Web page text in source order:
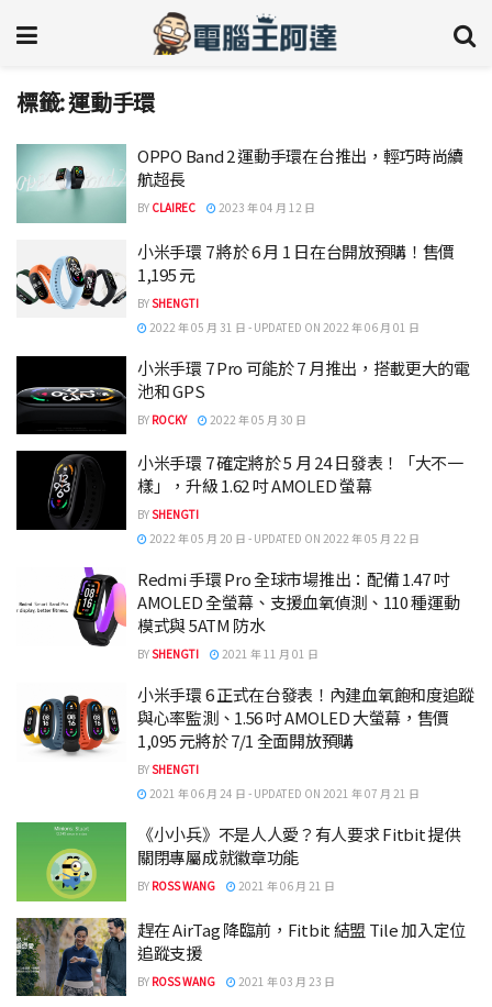
標籤:運動手環
OPPO Band 2 運動手環在台推出，輕巧時尚續
航超長
BY CLAIREC 2023 年 04 月 12 日
小米手環 7 將於 6 月 1 日在台開放預購！售價
1,195 元
BYSHENGTI
2022 年 05 月 31 日 - UPDATED ON 2022 年 06 月 01 日
小米手環 7 Pro 可能於 7 月推出，搭載更大的電
池和 GPS
BY ROCKY 2022 年 05 月 30 日
小米手環 7 確定將於 5 月 24 日發表！「大不一
樣」，升級 1.62 吋 AMOLED 螢幕
BYSHENGTI
2022 年 05 月 20 日 - UPDATED ON 2022 年 05 月 22 日
Redmi 手環 Pro 全球市場推出：配備 1.47 吋
AMOLED 全螢幕、支援血氧偵測、110 種運動
模式與 5ATM 防水
BYSHENGTI 2021 年 11 月 01 日
小米手環 6 正式在台發表！內建血氧飽和度追蹤
與心率監測、1.56 吋 AMOLED 大螢幕，售價
1,095 元將於 7/1 全面開放預購
BYSHENGTI
2021 年 06 月 24 日 - UPDATED ON 2021 年 07 月 21 日
《小小兵》不是人人愛？有人要求 Fitbit 提供
關閉專屬成就徽章功能
BY ROSS WANG 2021 年 06 月 21 日
趕在 AirTag 降臨前，Fitbit 結盟 Tile 加入定位
追蹤支援
BY ROSS WANG 2021 年 03 月 23 日